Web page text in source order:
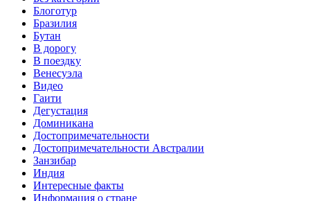
Блоготур
Бразилия
Бутан
В дорогу
В поездку
Венесуэла
Видео
Гаити
Дегустация
Доминикана
Достопримечательности
Достопримечательности Австралии
Занзибар
Индия
Интересные факты
Информация о стране